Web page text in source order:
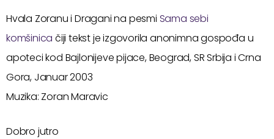
Hvala Zoranu i Dragani na pesmi Sama sebi
komšinica čiji tekst je izgovorila anonimna gospođa u
apoteci kod Bajlonijeve pijace, Beograd, SR Srbija i Crna
Gora, Januar 2003
Muzika: Zoran Maravic
Dobro jutro